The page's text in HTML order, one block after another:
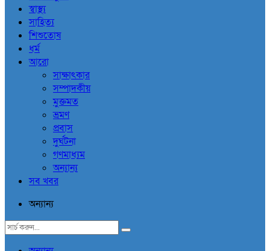
স্বাস্থ্য
সাহিত্য
শিশুতোষ
ধর্ম
আরো
সাক্ষাৎকার
সম্পাদকীয়
মুক্তমত
ভ্রমণ
প্রবাস
দুর্ঘটনা
গণমাধ্যম
অন্যান্য
সব খবর
অন্যান্য